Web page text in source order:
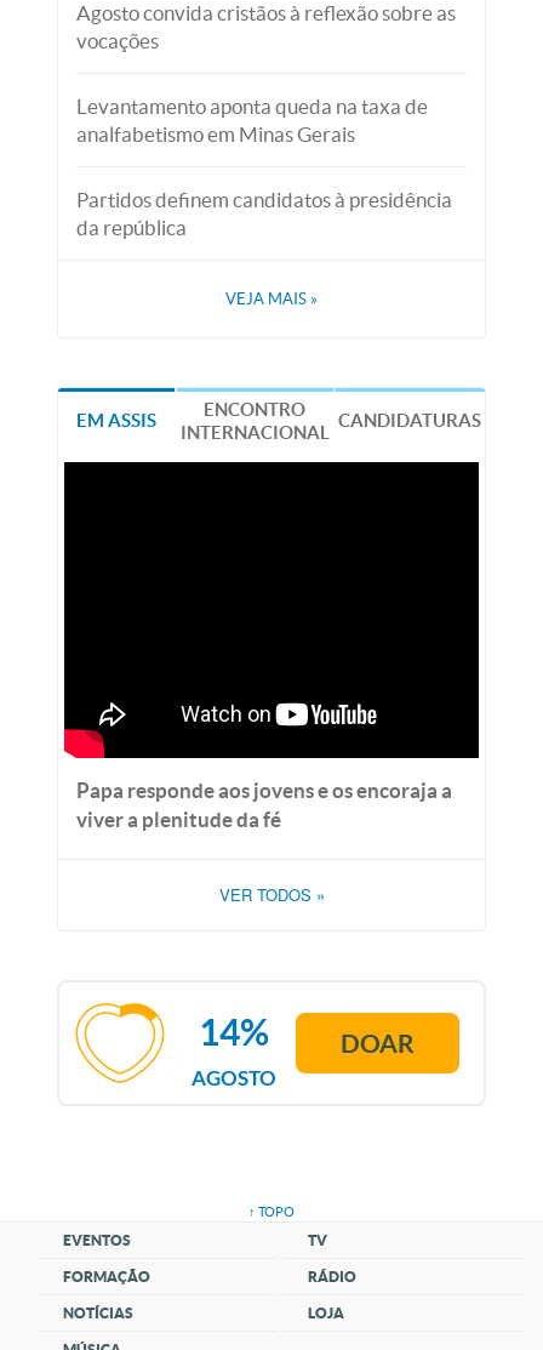
Agosto convida cristãos à reflexão sobre as
vocações
Levantamento aponta queda na taxa de
analfabetismo em Minas Gerais
Partidos definem candidatos à presidência
da república
VEJA MAIS »
EM ASSIS
ENCONTRO
INTERNACIONAL
CANDIDATURAS
Papa responde aos jovens e os encoraja a
viver a plenitude da fé
VER TODOS »
AGOSTO
14% DOAR
↑ TOPO
EVENTOS
FORMAÇÃO
NOTÍCIAS
TV
RÁDIO
LOJA